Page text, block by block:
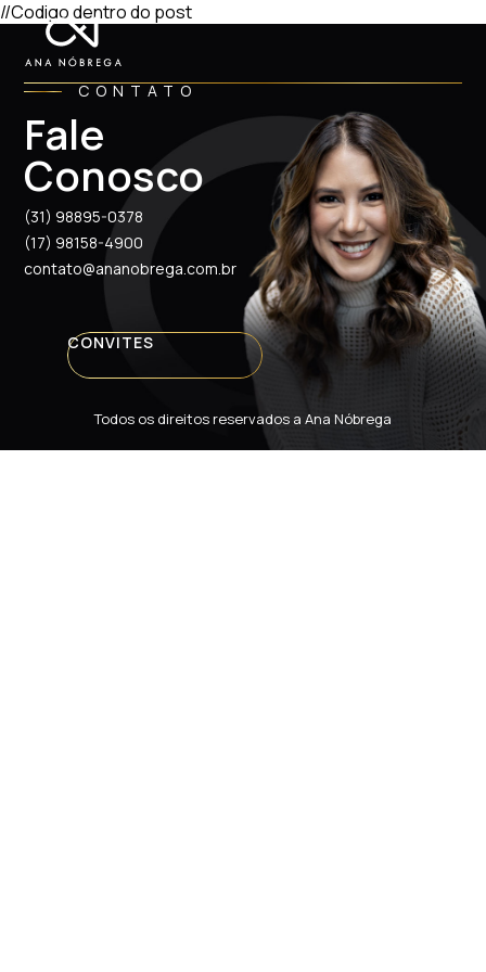
//Codigo dentro do post
CONTATO
Fale
Conosco
(31) 98895-0378
(17) 98158-4900
contato@ananobrega.com.br
CONVITES
Todos os direitos reservados a Ana Nóbrega